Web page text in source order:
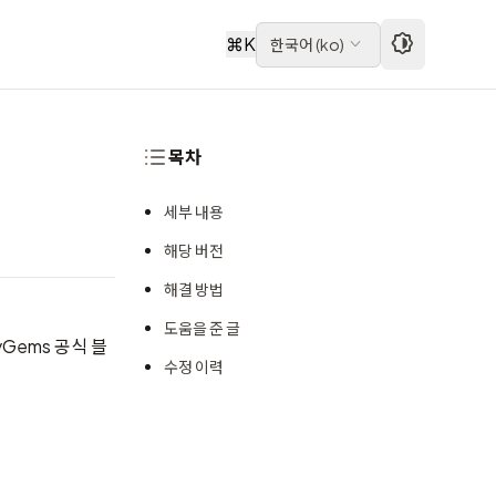
⌘K 한국어(ko)
공식 블
목차
세부 내용
해당 버전
해결 방법
도움을 준 글
수정 이력